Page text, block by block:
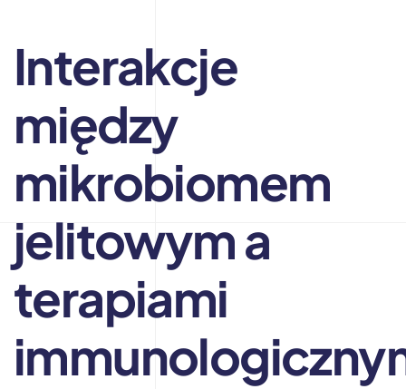
Interakcje
między
mikrobiomem
jelitowym a
terapiami